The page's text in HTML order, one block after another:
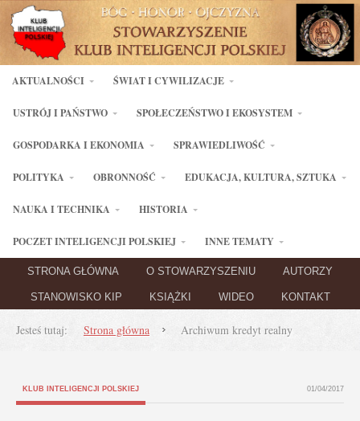
AKTUALNOŚCI ŚWIAT I CYWILIZACJE
USTRÓJ I PAŃSTWO SPOŁECZEŃSTWO I EKOSYSTEM
GOSPODARKA I EKONOMIA SPRAWIEDLIWOŚĆ
POLITYKA OBRONNOŚĆ EDUKACJA, KULTURA, SZTUKA
NAUKA I TECHNIKA HISTORIA
POCZET INTELIGENCJI POLSKIEJ INNE TEMATY
STRONA GŁÓWNA O STOWARZYSZENIU AUTORZY
STANOWISKO KIP KSIĄŻKI WIDEO KONTAKT
Jesteś tutaj: Strona główna Archiwum kredyt realny
KLUB INTELIGENCJI POLSKIEJ 01/04/2017